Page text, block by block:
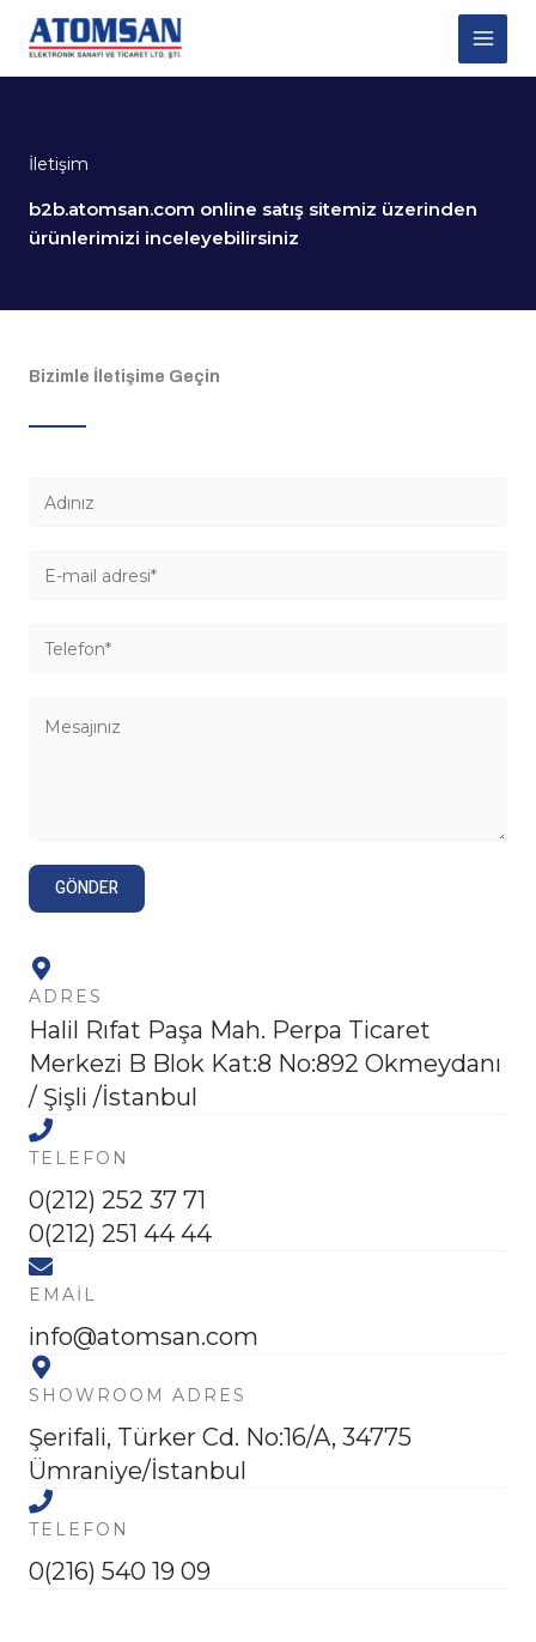
İçeriğe
İletişim
b2b.atomsan.com online satış sitemiz üzerinden
ürünlerimizi inceleyebilirsiniz
Bizimle İletişime Geçin
GÖNDER
ADRES
Halil Rıfat Paşa Mah. Perpa Ticaret
Merkezi B Blok Kat:8 No:892 Okmeydanı
/ Şişli /İstanbul
TELEFON
0(212) 252 37 71
0(212) 251 44 44
EMAIL
info@atomsan.com
SHOWROOM ADRES
Şerifali, Türker Cd. No:16/A, 34775
Ümraniye/İstanbul
TELEFON
0(216) 540 19 09